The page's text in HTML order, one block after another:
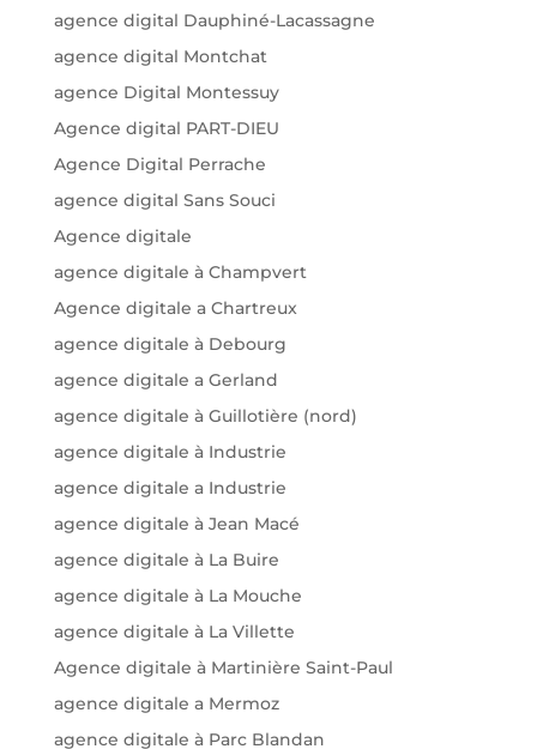
agence digital Dauphiné-Lacassagne
agence digital Montchat
agence Digital Montessuy
Agence digital PART-DIEU
Agence Digital Perrache
agence digital Sans Souci
Agence digitale
agence digitale à Champvert
Agence digitale a Chartreux
agence digitale à Debourg
agence digitale a Gerland
agence digitale à Guillotière (nord)
agence digitale à Industrie
agence digitale a Industrie
agence digitale à Jean Macé
agence digitale à La Buire
agence digitale à La Mouche
agence digitale à La Villette
Agence digitale à Martinière Saint-Paul
agence digitale a Mermoz
agence digitale à Parc Blandan